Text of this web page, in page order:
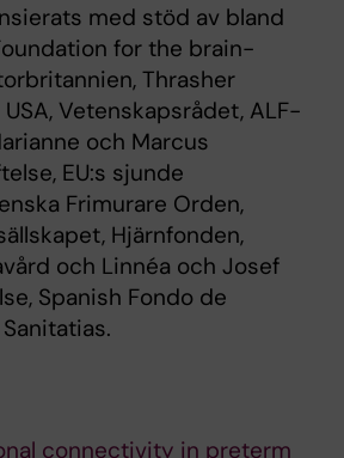
med stöd av bland
for the brain-
Thrasher
Vetenskapsrådet, ALF-
och Marcus
EU:s sjunde
Frimurare Orden,
Hjärnfonden,
och Linnéa och Josef
Spanish Fondo de
connectivity in preterm